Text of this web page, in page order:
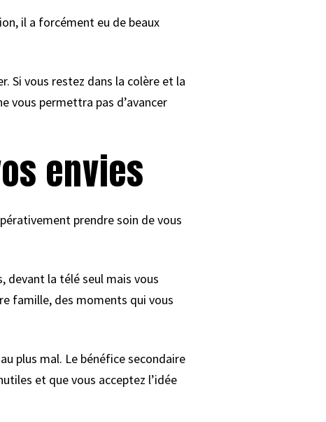
il a forcément eu de beaux
Si vous restez dans la colère et la
vous permettra pas d’avancer
envies
prendre soin de vous
devant la télé seul mais vous
famille, des moments qui vous
plus mal. Le bénéfice secondaire
et que vous acceptez l’idée